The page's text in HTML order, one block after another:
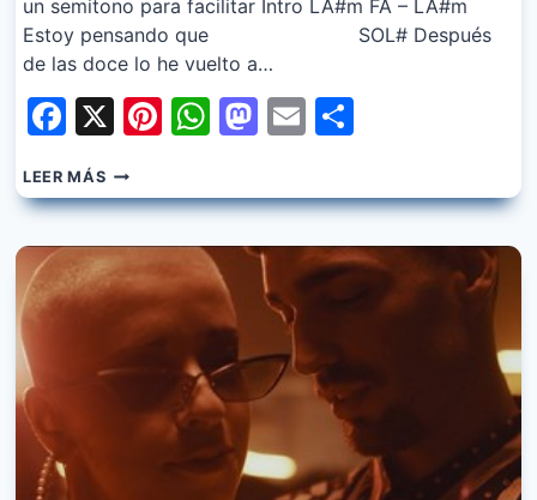
un semitono para facilitar Intro LA#m FA – LA#m
Estoy pensando que SOL# Después
de las doce lo he vuelto a…
Facebook
X Pinterest
WhatsApp
Mastodon
Email
LEER MÁSNICKI
NICOLE,
RELS
QUE
PASA
CONMIGO?